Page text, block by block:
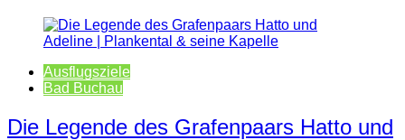
Ausflugsziele
Bad Buchau
Die Legende des Grafenpaars Hatto und